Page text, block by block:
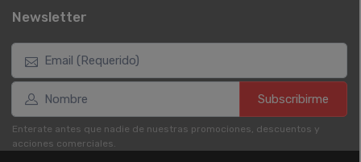
Newsletter
Subscribirme
Enterate antes que nadie de nuestras promociones, descuentos y
acciones comerciales.